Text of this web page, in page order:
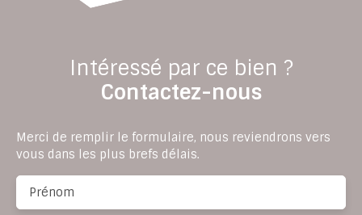
Intéressé par ce bien ?
Contactez-nous
Merci de remplir le formulaire, nous reviendrons vers
vous dans les plus brefs délais.
Prénom